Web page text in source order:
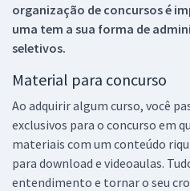
organização de concursos é
uma tem a sua forma de
seletivos.
Material para concurso
Ao adquirir algum curso, você
exclusivos para o concurso em
materiais com um conteúdo
para download e videoaulas.
entendimento e tornar o seu